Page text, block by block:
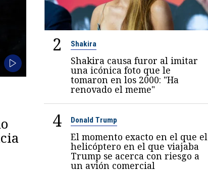
2 Shakira
Shakira causa furor al imitar
una icónica foto que le
tomaron en los 2000: "Ha
renovado el meme"
4 Donald Trump
El momento exacto en el que el
helicóptero en el que viajaba
Trump se acerca con riesgo a
un avión comercial